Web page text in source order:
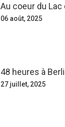
Au coeur du
06 août, 2025
48 heures à
27 juillet, 2025